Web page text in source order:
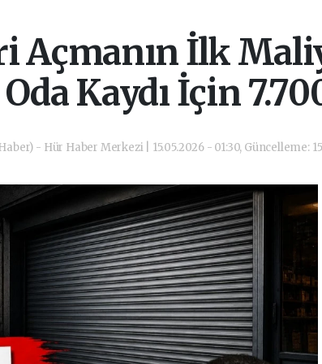
Açmanın İlk
Kaydı İçin
- Hür Haber Merkezi | 15.05.2026 - 01:30, Güncelleme: